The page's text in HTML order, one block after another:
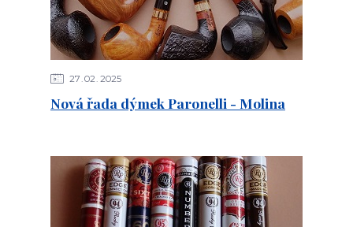
27 02 2025
Nová řada dýmek Paronelli - Molina